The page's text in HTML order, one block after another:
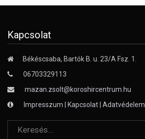
Kapcsolat
Békéscsaba, Bartók B. u. 23/A Fsz. 1.
06703329113
mazan.zsolt@koroshircentrum.hu
Impresszum
Kapcsolat Adatvédelem